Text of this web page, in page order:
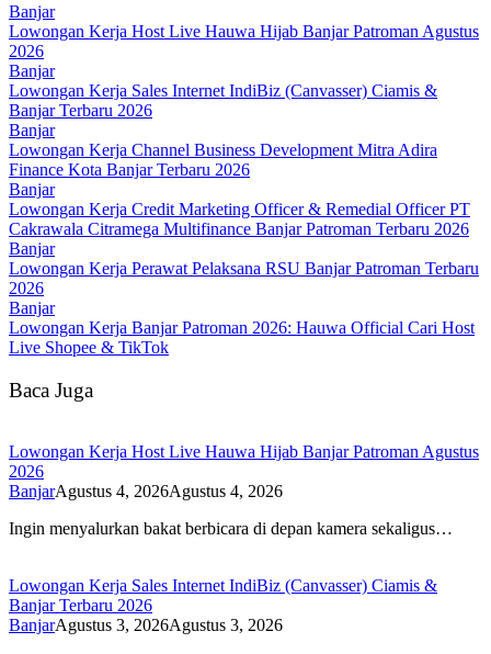
Banjar
Lowongan Kerja Host Live Hauwa Hijab Banjar Patroman Agustus
2026
Banjar
Lowongan Kerja Sales Internet IndiBiz (Canvasser) Ciamis &
Banjar Terbaru 2026
Banjar
Lowongan Kerja Channel Business Development Mitra Adira
Finance Kota Banjar Terbaru 2026
Banjar
Lowongan Kerja Credit Marketing Officer & Remedial Officer PT
Cakrawala Citramega Multifinance Banjar Patroman Terbaru 2026
Banjar
Lowongan Kerja Perawat Pelaksana RSU Banjar Patroman Terbaru
2026
Banjar
Lowongan Kerja Banjar Patroman 2026: Hauwa Official Cari Host
Live Shopee & TikTok
Baca Juga
Lowongan Kerja Host Live Hauwa Hijab Banjar Patroman Agustus
2026
BanjarAgustus 4, 2026Agustus 4, 2026
Ingin menyalurkan bakat berbicara di depan kamera sekaligus…
Lowongan Kerja Sales Internet IndiBiz (Canvasser) Ciamis &
Banjar Terbaru 2026
BanjarAgustus 3, 2026Agustus 3, 2026